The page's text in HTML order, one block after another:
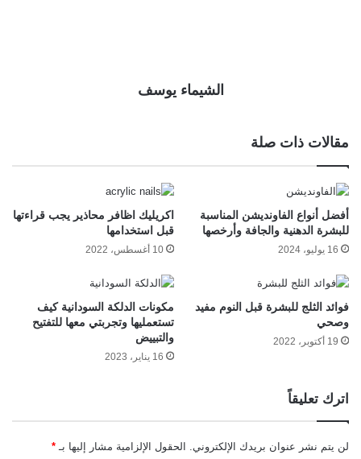
الشيماء يوسف
مقالات ذات صلة
أفضل أنواع الفاونديشن المناسبة
للبشرة الدهنية والجافة وأرخصها
16 يوليو، 2024
اكريليك اظافر محاذير يجب قراءتها
قبل استخدامها
10 أغسطس، 2022
فوائد الثلج للبشرة قبل النوم مفيد
وصحي
19 أكتوبر، 2022
مكونات الدلكة السودانية كيف
تستعمليها وتجربتي معها للتفتيح
والتبييض
16 يناير، 2023
اترك تعليقاً
لن يتم نشر عنوان بريدك الإلكتروني. الحقول الإلزامية مشار إليها بـ *